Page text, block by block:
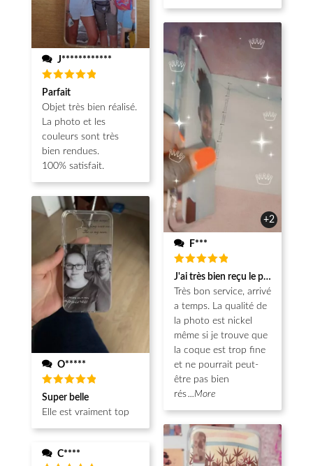
J************
Note5
sur 5
Parfait
Objet très bien réalisé.
La photo et les
couleurs sont très
bien rendues.
100% satisfait.
O*****
Note 5
sur 5
Super belle
Elle est vraiment top
C****
+2
F***
Note5
sur 5
J'ai très bien reçu le produit.
Très bon service, arrivé
a temps. La qualité de
la photo est nickel
même si je trouve que
la coque est trop fine
et ne pourrait peut-
être pas bien
rés...More